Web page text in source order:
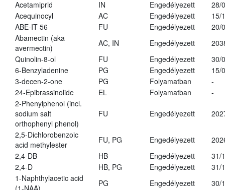
Acetamiprid
IN Engedélyezett
28/
Acequinocyl
AC Engedélyezett
15/
ABE-IT 56
FU Engedélyezett
20/
Abamectin (aka
avermectin)
AC, IN Engedélyezett
Quinolin-8-ol
FU Engedélyezett
30/
6-Benzyladenine
PG Engedélyezett
15/
3-decen-2-one
PG Folyamatban
-
24-Epibrassinolide
EL Folyamatban
-
2-Phenylphenol (incl.
sodium salt
orthophenyl phenol)
FU Engedélyezett
2,5-Dichlorobenzoic
acid methylester
FU, PG Engedélyezett
2,4-DB
HB Engedélyezett
31/
2,4-D
HB, PG Engedélyezett
31/
1-Naphthylacetic acid
PG Engedélyezett
30/